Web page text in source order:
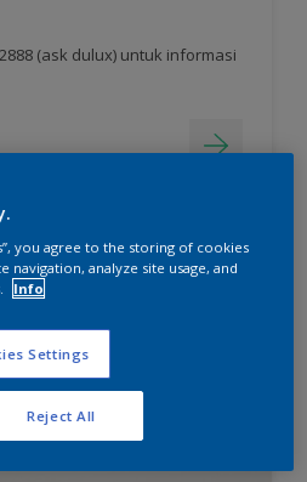
(ask dulux) untuk informasi
you agree to the storing of cookies
navigation, analyze site usage, and
Info
Settings
Reject All